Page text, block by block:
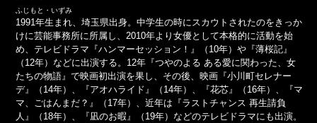
ふじもと・いずみ
1991年生まれ、埼玉県出身。中学生の時にスカウトされたのをきっか
けに芸能事務所に所属し、2010年より女優として本格的に活動を始
め、テレビドラマ『ハンマーセッション！』（10年）や『薄桜記』
（12年）などに出演する。12年『つやのよる ある愛に関わった、女
たちの物語』で映画初出演を果し、その後、映画『小川町セレナー
デ』（14年）、『アオハライド』（14年）、『花芯』（16年）、『マ
マ、ごはんまだ？』（17年）、近年は『ラストチャンス 再生請負
人』（18年）、『凪のお暇』（19年）などのテレビドラマにも出演。